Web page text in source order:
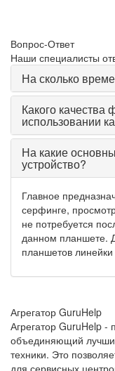
Вопрос-Ответ
Наши специалисты
На сколько
Какого качества
использовании
На какие
устройство?
Главное
серфинге,
не потребуется
данном планшете.
планшетов
Агрегатор GuruHelp
Агрегатор GuruHelp
объединяющий
техники. Это
для сервисных